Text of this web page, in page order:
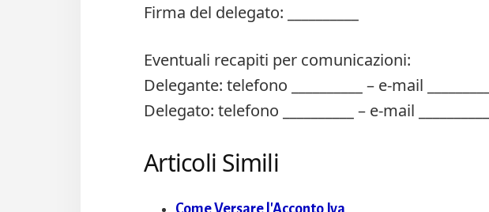
Firma del delegato: __________
Eventuali recapiti per comunicazioni:
Delegante: telefono __________ – e-mail __________
Delegato: telefono __________ – e-mail __________
Articoli Simili
Come Versare l'Acconto Iva